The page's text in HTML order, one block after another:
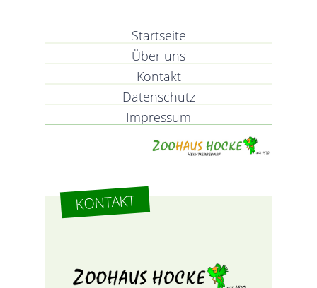
Startseite
Über uns
Kontakt
Datenschutz
Impressum
KONTAKT